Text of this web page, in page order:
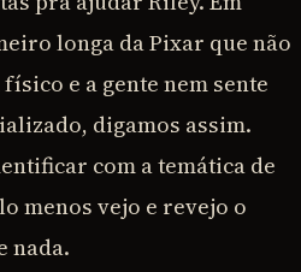
longa da Pixar que não
e a gente nem sente
digamos assim.
com a temática de
menos vejo e revejo o
nada.